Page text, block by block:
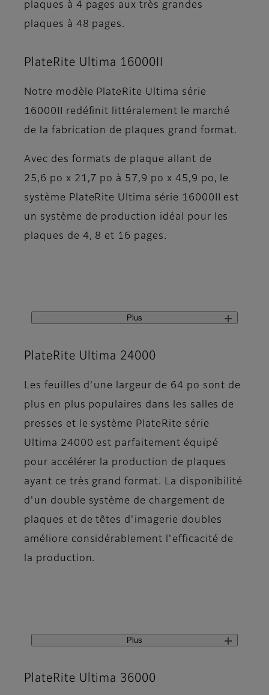
plaques à 4 pages aux très grandes
plaques à 48 pages.
PlateRite Ultima 16000II
Notre modèle PlateRite Ultima série
16000II redéfinit littéralement le marché
de la fabrication de plaques grand format.
Avec des formats de plaque allant de
25,6 po x 21,7 po à 57,9 po x 45,9 po, le
système PlateRite Ultima série 16000II est
un système de production idéal pour les
plaques de 4, 8 et 16 pages.
Plus
PlateRite Ultima 24000
Les feuilles d'une largeur de 64 po sont de
plus en plus populaires dans les salles de
presses et le système PlateRite série
Ultima 24000 est parfaitement équipé
pour accélérer la production de plaques
ayant ce très grand format. La disponibilité
d'un double système de chargement de
plaques et de têtes d'imagerie doubles
améliore considérablement l'efficacité de
la production.
Plus
PlateRite Ultima 36000